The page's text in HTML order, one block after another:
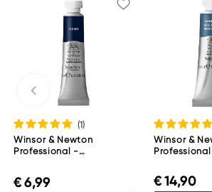
Valmistaja
Daniel Smith
Daniel Smith Inc
4150 1ST Ave S Seattle, WA
98134-2302 United States
(1)
Winsor & Newton
Professional -
€ 6,99
Winsor &
Payne's Gray
€ 14,90